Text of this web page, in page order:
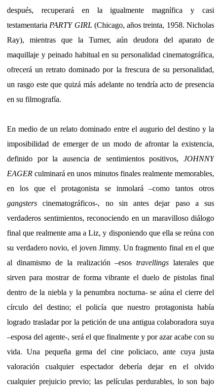
después, recuperará en la igualmente magnífica y casi
testamentaria PARTY GIRL (Chicago, años treinta, 1958. Nicholas
Ray), mientras que la Turner, aún deudora del aparato de
maquillaje y peinado habitual en su personalidad cinematográfica,
ofrecerá un retrato dominado por la frescura de su personalidad,
un rasgo este que quizá más adelante no tendría acto de presencia
en su filmografía.
En medio de un relato dominado entre el augurio del destino y la
imposibilidad de emerger de un modo de afrontar la existencia,
definido por la ausencia de sentimientos positivos, JOHNNY
EAGER culminará en unos minutos finales realmente memorables,
en los que el protagonista se inmolará –como tantos otros
gangsters cinematográficos-, no sin antes dejar paso a sus
verdaderos sentimientos, reconociendo en un maravilloso diálogo
final que realmente ama a Liz, y disponiendo que ella se reúna con
su verdadero novio, el joven Jimmy. Un fragmento final en el que
al dinamismo de la realización –esostravellings laterales que
sirven para mostrar de forma vibrante el duelo de pistolas final
dentro de la niebla y la penumbra nocturna- se aúna el cierre del
círculo del destino; el policía que nuestro protagonista había
logrado trasladar por la petición de una antigua colaboradora suya
–esposa del agente-, será el que finalmente y por azar acabe con su
vida. Una pequeña gema del cine policiaco, ante cuya justa
valoración cualquier espectador debería dejar en el olvido
cualquier prejuicio previo; las películas perdurables, lo son bajo